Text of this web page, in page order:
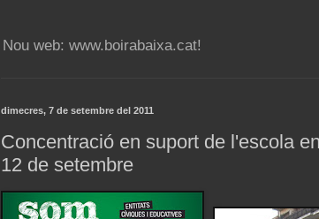
Nou web: www.boirabaixa.cat!
dimecres, 7 de setembre del 2011
Concentració en suport de l'escola
12 de setembre